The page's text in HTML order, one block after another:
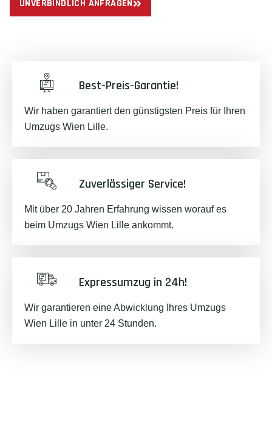
UNVERBINDLICH ANFRAGEN
Best-Preis-Garantie!
Wir haben garantiert den günstigsten Preis für Ihren
Umzugs Wien Lille.
Zuverlässiger Service!
Mit über 20 Jahren Erfahrung wissen worauf es
beim Umzugs Wien Lille ankommt.
Expressumzug in 24h!
Wir garantieren eine Abwicklung Ihres Umzugs
Wien Lille in unter 24 Stunden.